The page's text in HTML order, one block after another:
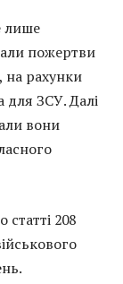
лише
пожертви
на рахунки
для ЗСУ. Далі
вони
статті 208